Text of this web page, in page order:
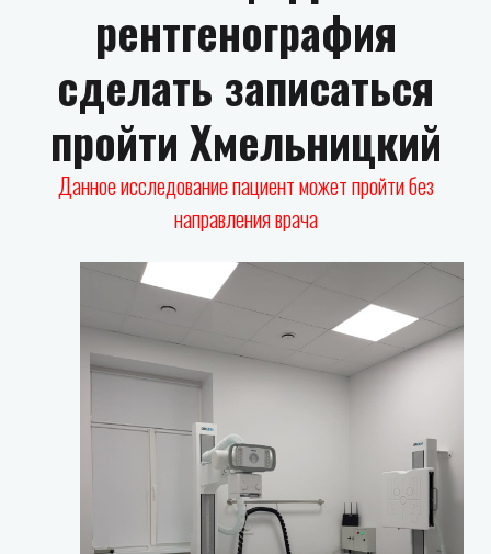
рентгенография
сделать записаться
пройти Хмельницкий
Данное исследование пациент может пройти без
направления врача